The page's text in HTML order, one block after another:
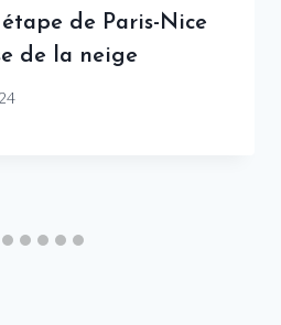
de Paris-Nice
de la neige